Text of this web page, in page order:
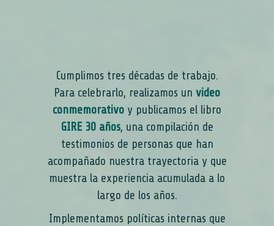
Cumplimos tres décadas de trabajo.
Para celebrarlo, realizamos un video
conmemorativo y publicamos el libro
GIRE 30 años, una compilación de
testimonios de personas que han
acompañado nuestra trayectoria y que
muestra la experiencia acumulada a lo
largo de los años.
Implementamos políticas internas que